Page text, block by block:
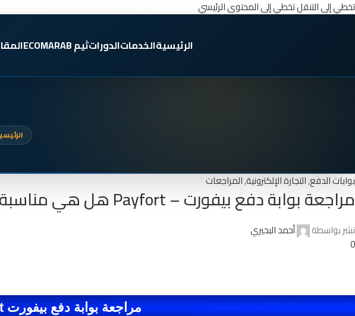
تخطي إلى التنقلتخطي إلى المحتوى الرئيسي
الرئيسيةالخدماتالدوراتثيم ECOMARAB
بوابات الدفع,التجارة الإلكترونية,المراجعات
مراجعة بوابة دفع بيفورت – Payfort هل هي مناسبة لك ؟
نشر بواسطة
أحمد البحيري
0
مراجعة بوابة دفع بيفورت Payfort - هل هي مناسبة لك؟